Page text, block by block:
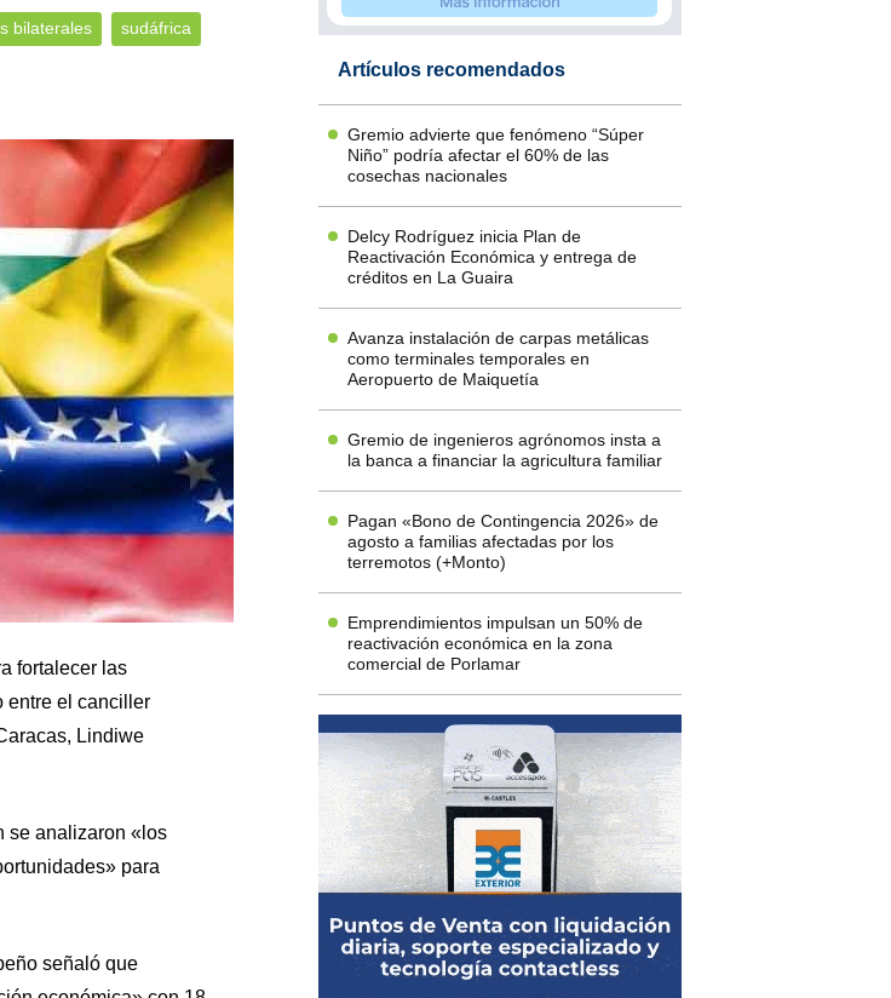
bilaterales sudáfrica
fortalecer las
entre el canciller
Lindiwe
se analizaron «los
para
señaló que
Artículos recomendados
Gremio advierte que fenómeno “Súper
Niño” podría afectar el 60% de las
cosechas nacionales
Delcy Rodríguez inicia Plan de
Reactivación Económica y entrega de
créditos en La Guaira
Avanza instalación de carpas metálicas
como terminales temporales en
Aeropuerto de Maiquetía
Gremio de ingenieros agrónomos insta a
la banca a financiar la agricultura familiar
Pagan «Bono de Contingencia 2026» de
agosto a familias afectadas por los
terremotos (+Monto)
Emprendimientos impulsan un 50% de
reactivación económica en la zona
comercial de Porlamar